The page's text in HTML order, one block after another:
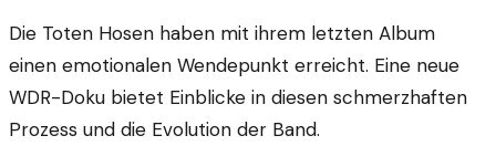
Die Toten Hosen haben mit ihrem letzten Album
einen emotionalen Wendepunkt erreicht. Eine neue
WDR-Doku bietet Einblicke in diesen schmerzhaften
Prozess und die Evolution der Band.